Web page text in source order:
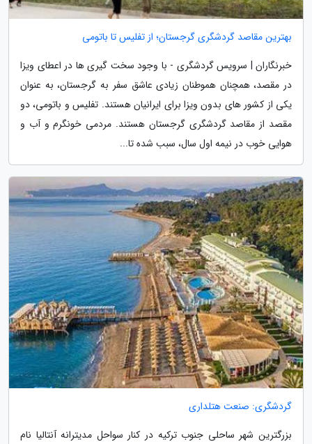
بهترین مقاصد گردشگری گرجستان؛ از تفلیس تا باتومی
خبرنگاران | سرویس گردشگری - با وجود سخت گیری ها در اعطای ویزا
در مقصد، همچنان هموطنان زیادی عاشق سفر به گرجستان، به عنوان
یکی از کشور های بدون ویزا برای ایرانیان هستند. تفلیس و باتومی، دو
مقصد از مقاصد گردشگری گرجستان هستند. مردمی خونگرم و آب و
هوایی خوب در نیمه اول سال، سبب شده تا...
گردشگری: صنعت هتلداری
بزرگترین شهر ساحلی جنوب ترکیه در کنار سواحل مدیترانه آنتالیا نام